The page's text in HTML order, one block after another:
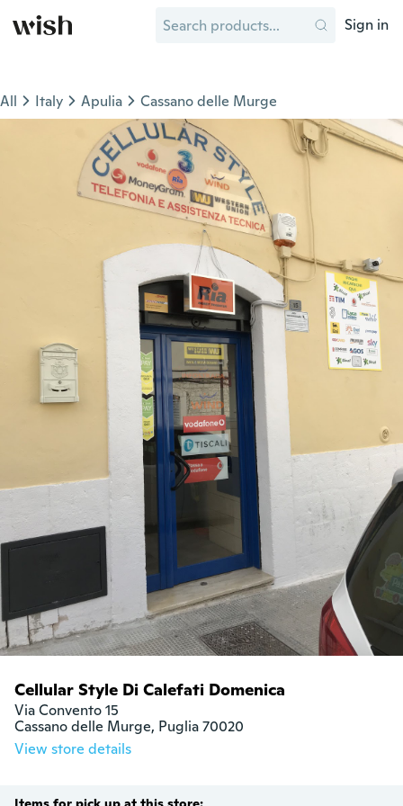
Sign in
All Italy Apulia Cassano delle Murge
Cellular Style Di Calefati Domenica
Via Convento 15
Cassano delle Murge, Puglia 70020
View store details